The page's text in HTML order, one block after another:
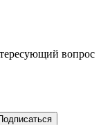
вопрос